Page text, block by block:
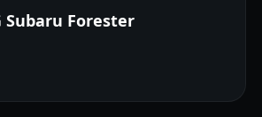
Subaru Forester